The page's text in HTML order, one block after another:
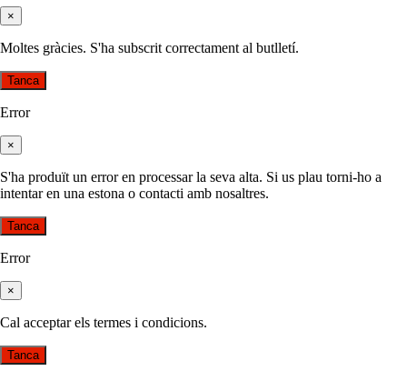
×
Moltes gràcies. S'ha subscrit correctament al butlletí.
Tanca
Error
×
S'ha produït un error en processar la seva alta. Si us plau torni-ho a
intentar en una estona o contacti amb nosaltres.
Tanca
Error
×
Cal acceptar els termes i condicions.
Tanca